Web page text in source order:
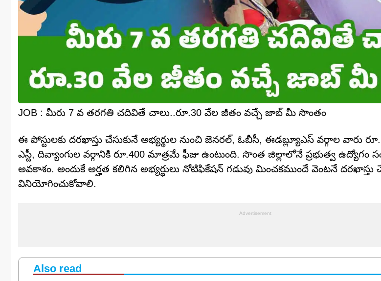
JOB : మీరు 7 వ తరగతి చదివితే చాలు..రూ.30 వేల జీతం వచ్చే జాబ్ మీ సొంతం
ఈ పోస్టులకు దరఖాస్తు చేసుకునే అభ్యర్థుల నుంచి జెనరల్, ఓబీసీ, ఈడబ్ల్యూఎస్ వర్గాల వారు
ఎస్టీ, దివ్యాంగుల వర్గానికి రూ.400 మాత్రమే ఫీజు ఉంటుంది. సొంత జిల్లాలోనే ప్రభుత్వ ఉద్యోగం
అవకాశం. అందుకే అర్హత కలిగిన అభ్యర్థులు నోటిఫికేషన్ గడువు మించకముందే వెంటనే
వినియోగించుకోవాలి.
Also read